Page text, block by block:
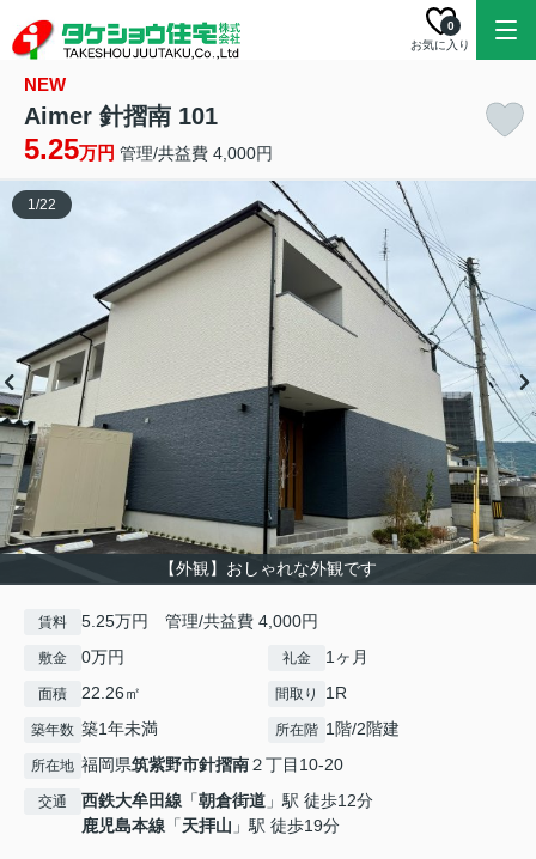
お気に入り
0
NEW
Aimer 針摺南 101
5.25万円 管理/共益費 4,000円
【外観】おしゃれな外観です
1/22
賃料 5.25万円 管理/共益費 4,000円
敷金 0万円 礼金 1ヶ月
面積 22.26㎡ 間取り 1R
築年数 築1年未満 所在階 1階/2階建
所在地 福岡県筑紫野市針摺南２丁目10-20
交通 西鉄大牟田線 「朝倉街道 」駅 徒歩12分
鹿児島本線 「天拝山 」駅 徒歩19分